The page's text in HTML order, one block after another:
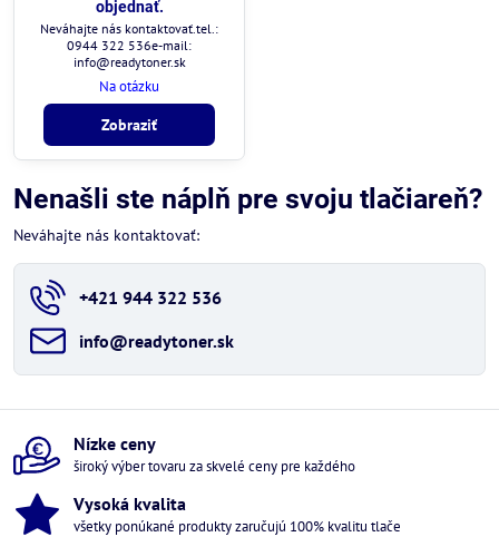
objednať.
Neváhajte nás kontaktovať.tel.:
0944 322 536e-mail:
info@readytoner.sk
Na otázku
Zobraziť
Nenašli ste náplň pre svoju tlačiareň?
Neváhajte nás kontaktovať:
+421 944 322 536
info​@readytoner​.sk
Nízke ceny
široký výber tovaru za skvelé ceny pre každého
Vysoká kvalita
všetky ponúkané produkty zaručujú 100% kvalitu tlače